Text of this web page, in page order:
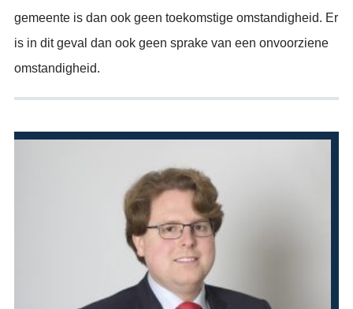
gemeente is dan ook geen toekomstige omstandigheid. Er
is in dit geval dan ook geen sprake van een onvoorziene
omstandigheid.